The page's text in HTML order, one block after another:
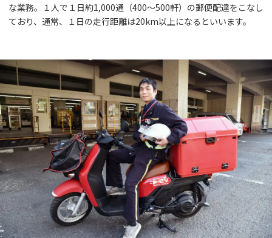
な業務。１人で１日約1,000通（400～500軒）の郵便配達をこなし
ており、通常、１日の走行距離は20km以上になるといいます。